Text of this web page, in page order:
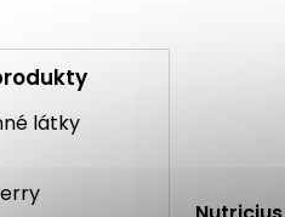
látky